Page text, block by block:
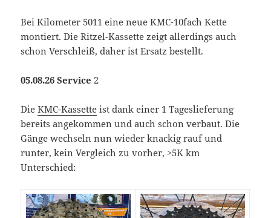
Bei Kilometer 5011 eine neue KMC-10fach Kette
montiert. Die Ritzel-Kassette zeigt allerdings auch
schon Verschleiß, daher ist Ersatz bestellt.
05.08.26 Service 2
DieKMC-Kassette ist dank einer 1 Tageslieferung
bereits angekommen und auch schon verbaut. Die
Gänge wechseln nun wieder knackig rauf und
runter, kein Vergleich zu vorher, >5K km
Unterschied: